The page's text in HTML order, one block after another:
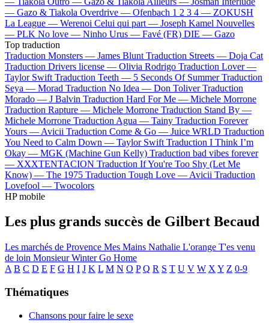
— Gazo & Tiakola Overdrive — Ofenbach 1 2 3 4 — ZOKUSH
La League — Werenoi Celui qui part — Joseph Kamel Nouvelles
— PLK No love — Ninho Urus — Favé (FR) DIE — Gazo
Top traduction
Traduction Monsters — James Blunt Traduction Streets — Doja Cat
Traduction Drivers license — Olivia Rodrigo Traduction Lover —
Taylor Swift Traduction Teeth — 5 Seconds Of Summer Traduction
Seya — Morad Traduction No Idea — Don Toliver Traduction
Morado — J Balvin Traduction Hard For Me — Michele Morrone
Traduction Rapture — Michele Morrone Traduction Stand By —
Michele Morrone Traduction Agua — Tainy Traduction Forever
Yours — Avicii Traduction Come & Go — Juice WRLD Traduction
You Need to Calm Down — Taylor Swift Traduction I Think I’m
Okay — MGK (Machine Gun Kelly) Traduction bad vibes forever
— XXXTENTACION Traduction If You're Too Shy (Let Me
Know) — The 1975 Traduction Tough Love — Avicii Traduction
Lovefool — Twocolors
HP mobile
Les plus grands succès de Gilbert Becaud
Les marchés de Provence Mes Mains Nathalie L'orange T'es venu
de loin Monsieur Winter Go Home
A B C D E F G H I J K L M N O P Q R S T U V W X Y Z 0-9
Thématiques
Chansons pour faire le sexe